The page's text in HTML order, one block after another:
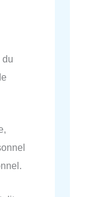
du